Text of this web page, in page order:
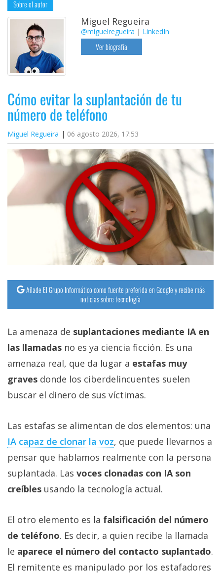
Sobre el autor
Miguel Regueira
@miguelregueira | LinkedIn
Ver biografía
Cómo evitar la suplantación de tu
número de teléfono
Miguel Regueira 06 agosto 2026, 17:53
Añade El Grupo Informático como fuente preferida en Google y recibe más
noticias sobre tecnología
La amenaza de suplantaciones mediante IA en
las llamadas no es ya ciencia ficción. Es una
amenaza real, que da lugar a estafas muy
graves donde los ciberdelincuentes suelen
buscar el dinero de sus víctimas.
Las estafas se alimentan de dos elementos: una
IA capaz de clonar la voz‎, que puede llevarnos a
pensar que hablamos realmente con la persona
suplantada. Las voces clonadas con IA son
creíbles usando la tecnología actual.
El otro elemento es la falsificación del número
de teléfono. Es decir, a quien recibe la llamada
le aparece el número del contacto suplantado.
El remitente es manipulado por los estafadores